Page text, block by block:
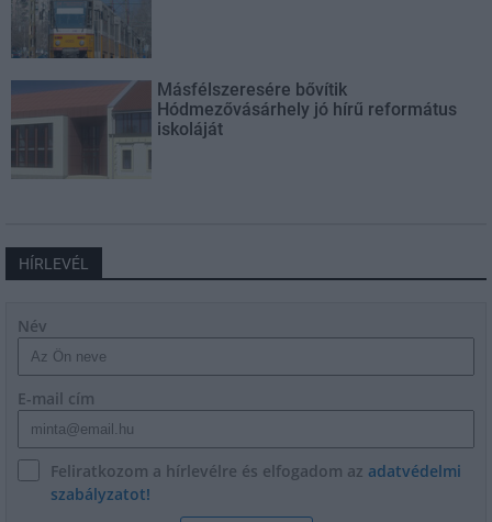
Másfélszeresére bővítik
Hódmezővásárhely jó hírű református
iskoláját
HÍRLEVÉL
Név
E-mail cím
Feliratkozom a hírlevélre és elfogadom az adatvédelmi
szabályzatot!